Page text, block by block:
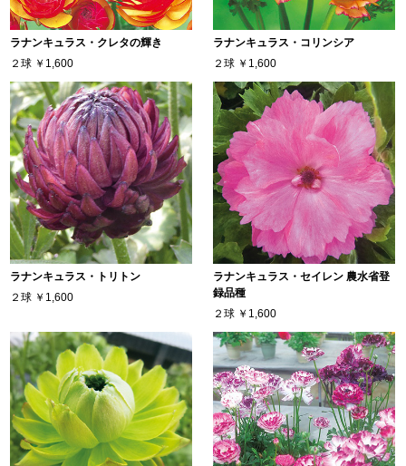
ラナンキュラス・クレタの輝き
２球 ￥1,600
ラナンキュラス・コリンシア
２球 ￥1,600
ラナンキュラス・トリトン
２球 ￥1,600
ラナンキュラス・セイレン 農水省登
録品種
２球 ￥1,600